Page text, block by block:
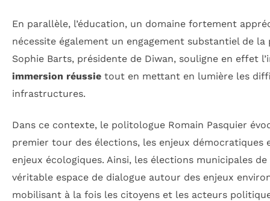
En parallèle, l’éducation, un domaine fortement
nécessite également un engagement substantiel de
Sophie Barts, présidente de Diwan, souligne en effet
immersion réussie tout en mettant en lumière les
infrastructures.
Dans ce contexte, le politologue Romain Pasquier
premier tour des élections, les enjeux démocratiques
enjeux écologiques. Ainsi, les élections municipales
véritable espace de dialogue autour des enjeux
mobilisant à la fois les citoyens et les acteurs